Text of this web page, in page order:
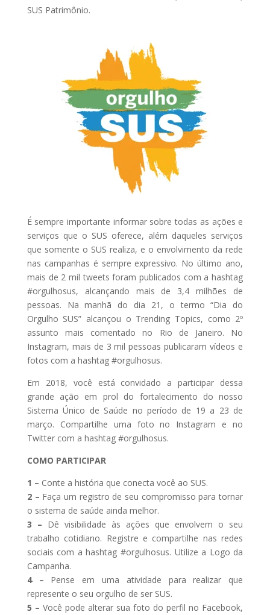
SUS Patrimônio.
É sempre importante informar sobre todas as ações e
serviços que o SUS oferece, além daqueles serviços
que somente o SUS realiza, e o envolvimento da rede
nas campanhas é sempre expressivo. No último ano,
mais de 2 mil tweets foram publicados com a hashtag
#orgulhosus, alcançando mais de 3,4 milhões de
pessoas. Na manhã do dia 21, o termo “Dia do
Orgulho SUS” alcançou o Trending Topics, como 2º
assunto mais comentado no Rio de Janeiro. No
Instagram, mais de 3 mil pessoas publicaram vídeos e
fotos com a hashtag #orgulhosus.
Em 2018, você está convidado a participar dessa
grande ação em prol do fortalecimento do nosso
Sistema Único de Saúde no período de 19 a 23 de
março. Compartilhe uma foto no Instagram e no
Twitter com a hashtag #orgulhosus.
COMO PARTICIPAR
1 – Conte a história que conecta você ao SUS.
2 – Faça um registro de seu compromisso para tornar
o sistema de saúde ainda melhor.
3 – Dê visibilidade às ações que envolvem o seu
trabalho cotidiano. Registre e compartilhe nas redes
sociais com a hashtag #orgulhosus. Utilize a Logo da
Campanha.
4 – Pense em uma atividade para realizar que
represente o seu orgulho de ser SUS.
5 – Você pode alterar sua foto do perfil no Facebook,